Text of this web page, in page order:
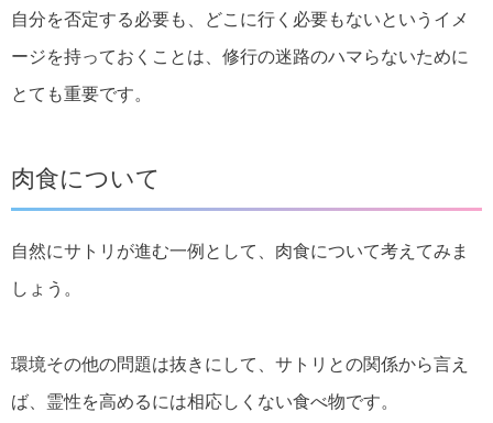
自分を否定する必要も、どこに行く必要もないというイメ
ージを持っておくことは、修行の迷路のハマらないために
とても重要です。
肉食について
自然にサトリが進む一例として、肉食について考えてみま
しょう。
環境その他の問題は抜きにして、サトリとの関係から言え
ば、霊性を高めるには相応しくない食べ物です。